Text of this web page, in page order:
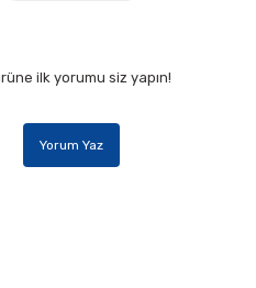
ilk yorumu siz yapın!
Yorum Yaz